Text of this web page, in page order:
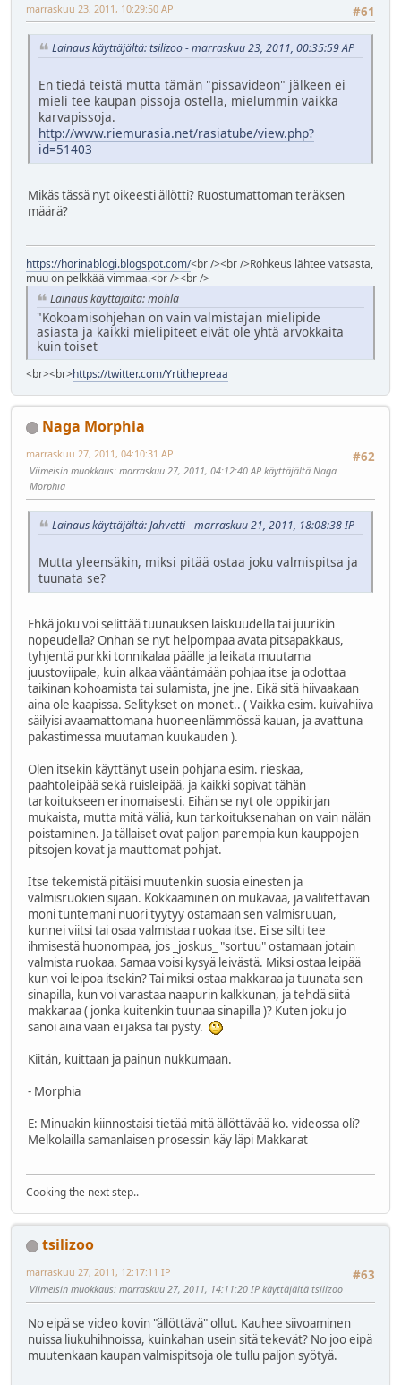
#61
marraskuu 23, 2011, 10:29:50 AP
Lainaus käyttäjältä: tsilizoo - marraskuu 23, 2011, 00:35:59 AP
En tiedä teistä mutta tämän "pissavideon" jälkeen ei
mieli tee kaupan pissoja ostella, mielummin vaikka
karvapissoja.
http://www.riemurasia.net/rasiatube/view.php?
id=51403
Mikäs tässä nyt oikeesti ällötti? Ruostumattoman teräksen
määrä?
https://horinablogi.blogspot.com/<br /><br />Rohkeus lähtee vatsasta,
muu on pelkkää vimmaa.<br /><br />
Lainaus käyttäjältä: mohla
"Kokoamisohjehan on vain valmistajan mielipide
asiasta ja kaikki mielipiteet eivät ole yhtä arvokkaita
kuin toiset
<br><br>https://twitter.com/Yrtithepreaa
Naga Morphia
#62
marraskuu 27, 2011, 04:10:31 AP
Viimeisin muokkaus: marraskuu 27, 2011, 04:12:40 AP käyttäjältä Naga
Morphia
Lainaus käyttäjältä: Jahvetti - marraskuu 21, 2011, 18:08:38 IP
Mutta yleensäkin, miksi pitää ostaa joku valmispitsa ja
tuunata se?
Ehkä joku voi selittää tuunauksen laiskuudella tai juurikin
nopeudella? Onhan se nyt helpompaa avata pitsapakkaus,
tyhjentä purkki tonnikalaa päälle ja leikata muutama
juustoviipale, kuin alkaa vääntämään pohjaa itse ja odottaa
taikinan kohoamista tai sulamista, jne jne. Eikä sitä hiivaakaan
aina ole kaapissa. Selitykset on monet.. ( Vaikka esim. kuivahiiva
säilyisi avaamattomana huoneenlämmössä kauan, ja avattuna
pakastimessa muutaman kuukauden ).
Olen itsekin käyttänyt usein pohjana esim. rieskaa,
paahtoleipää sekä ruisleipää, ja kaikki sopivat tähän
tarkoitukseen erinomaisesti. Eihän se nyt ole oppikirjan
mukaista, mutta mitä väliä, kun tarkoituksenahan on vain nälän
poistaminen. Ja tällaiset ovat paljon parempia kun kauppojen
pitsojen kovat ja mauttomat pohjat.
Itse tekemistä pitäisi muutenkin suosia einesten ja
valmisruokien sijaan. Kokkaaminen on mukavaa, ja valitettavan
moni tuntemani nuori tyytyy ostamaan sen valmisruuan,
kunnei viitsi tai osaa valmistaa ruokaa itse. Ei se silti tee
ihmisestä huonompaa, jos _joskus_ "sortuu" ostamaan jotain
valmista ruokaa. Samaa voisi kysyä leivästä. Miksi ostaa leipää
kun voi leipoa itsekin? Tai miksi ostaa makkaraa ja tuunata sen
sinapilla, kun voi varastaa naapurin kalkkunan, ja tehdä siitä
makkaraa ( jonka kuitenkin tuunaa sinapilla )? Kuten joku jo
sanoi aina vaan ei jaksa tai pysty.
Kiitän, kuittaan ja painun nukkumaan.
- Morphia
E: Minuakin kiinnostaisi tietää mitä ällöttävää ko. videossa oli?
Melkolailla samanlaisen prosessin käy läpi Makkarat
Cooking the next step..
tsilizoo
#63
marraskuu 27, 2011, 12:17:11 IP
Viimeisin muokkaus: marraskuu 27, 2011, 14:11:20 IP käyttäjältä tsilizoo
No eipä se video kovin "ällöttävä" ollut. Kauhee siivoaminen
nuissa liukuhihnoissa, kuinkahan usein sitä tekevät? No joo eipä
muutenkaan kaupan valmispitsoja ole tullu paljon syötyä.